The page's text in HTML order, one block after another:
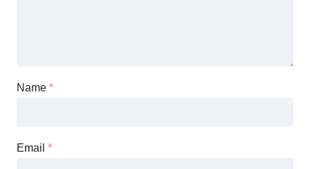
Name *
Email *